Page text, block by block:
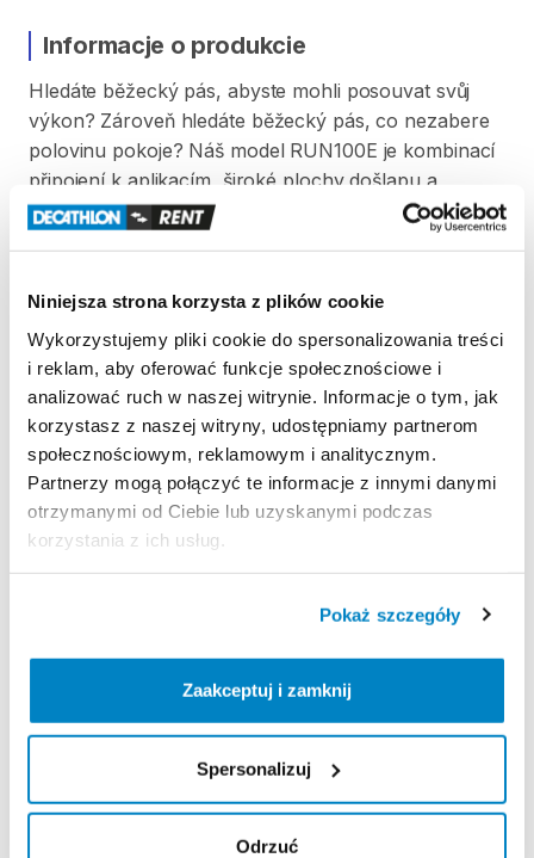
Niniejsza strona korzysta z plików cookie
Wykorzystujemy pliki cookie do spersonalizowania treści
i reklam, aby oferować funkcje społecznościowe i
analizować ruch w naszej witrynie. Informacje o tym, jak
korzystasz z naszej witryny, udostępniamy partnerom
społecznościowym, reklamowym i analitycznym.
Partnerzy mogą połączyć te informacje z innymi danymi
otrzymanymi od Ciebie lub uzyskanymi podczas
korzystania z ich usług.
Pokaż szczegóły
Zaakceptuj i zamknij
Spersonalizuj
Odrzuć
Informacje o produkcie
Hledáte běžecký pás​​​​​​​​,​ abyste mohli posouvat svůj
výkon? Zároveň hledáte běžecký pás​​​​​​​,​ co nezabere
polovinu pokoje? Náš model RUN100E je kombinací
připojení k aplikacím​​​​​​​​,​ široké plochy došlapu a
skladnosti. S tímto pásem zaběhat v
Minimální doba půjčky je 30 dní.
Zasady wypożyczenia
REGULAMIN
Regulamin wypożyczalni
KAUCJA
Pro vypůjčení produktu není vyžadována vratná či
jiná záloha. Za vypůjčení zaplatíte předem online
Obchodní centrum Haná, Kafkova 462/3, 779 00
Olomouc, Česká republika